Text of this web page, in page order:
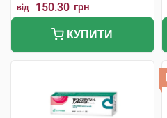
від 150.30 грн
КУПИТИ